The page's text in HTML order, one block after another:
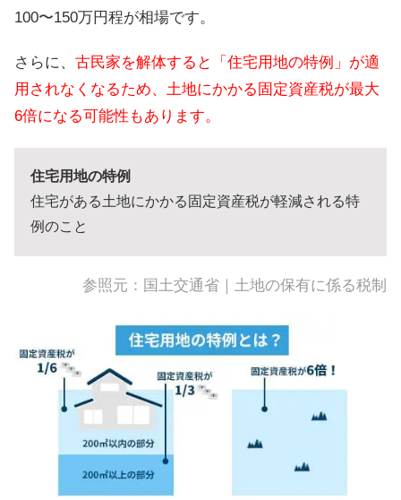
100〜150万円程が相場です。
さらに、 古民家を解体すると「住宅用地の特例」が適
用されなくなるため、土地にかかる固定資産税が最大
6倍になる可能性もあります。
住宅用地の特例
住宅がある土地にかかる固定資産税が軽減される特
例のこと
参照元： 国土交通省｜土地の保有に係る税制